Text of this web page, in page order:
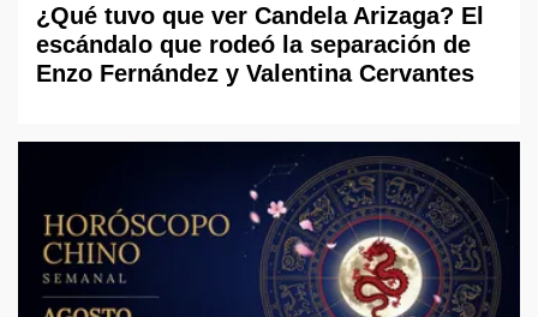
¿Qué tuvo que ver Candela Arizaga? El
escándalo que rodeó la separación de
Enzo Fernández y Valentina Cervantes